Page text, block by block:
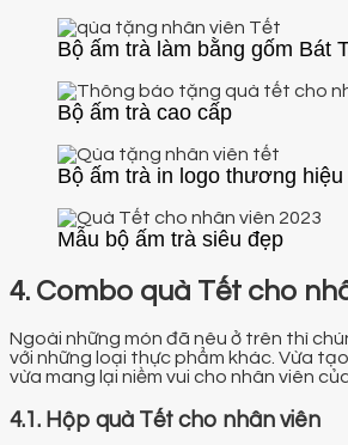
Bộ ấm trà làm bằng gốm Bát
Bộ ấm trà cao cấp
Bộ ấm trà in logo thương hiệu
Mẫu bộ ấm trà siêu đẹp
4. Combo quà Tết cho
Ngoài những món đã nêu ở trên thì
với những loại thực phẩm khác. Vừa
vừa mang lại niềm vui cho nhân viên
4.1. Hộp quà Tết cho nhân viên